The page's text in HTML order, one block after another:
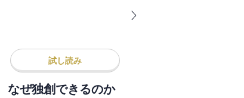
試し読み
ぜ独創できるのか